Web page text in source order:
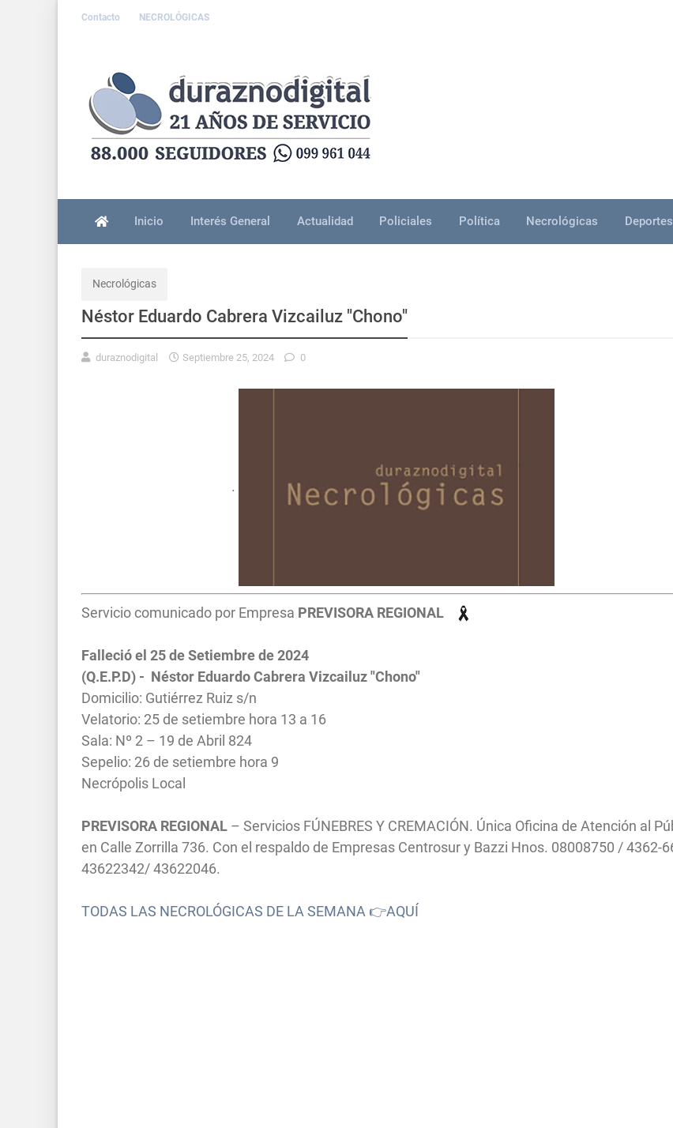
Contacto NECROLÓGICAS
Inicio Interés General Actualidad Policiales Política Necrológicas Deportes
Necrológicas
Néstor Eduardo Cabrera Vizcailuz "Chono"
duraznodigital Septiembre 25, 2024 0
.
Servicio comunicado por Empresa PREVISORA REGIONAL
Falleció el 25 de Setiembre de 2024
(Q.E.P.D) - Néstor Eduardo Cabrera Vizcailuz "Chono"
Domicilio: Gutiérrez Ruiz s/n
Velatorio: 25 de setiembre hora 13 a 16
Sala: Nº 2 – 19 de Abril 824
Sepelio: 26 de setiembre hora 9
Necrópolis Local
PREVISORA REGIONAL – Servicios FÚNEBRES Y CREMACIÓN. Única Oficina de Atención al
en Calle Zorrilla 736. Con el respaldo de Empresas Centrosur y Bazzi Hnos. 08008750 / 4362-
43622342/ 43622046.
TODAS LAS NECROLÓGICAS DE LA SEMANA 👉AQUÍ